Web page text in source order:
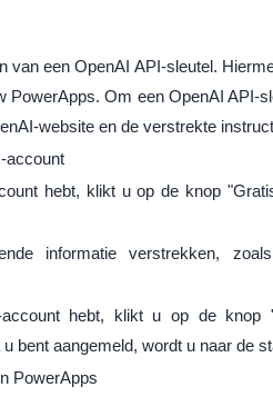
van een OpenAI API-sleutel.
PowerApps. Om een ​​OpenAI API-
website en de verstrekte
account
hebt, klikt u op de knop
informatie verstrekken,
hebt, klikt u op de knop
bent aangemeld, wordt u naar de
PowerApps